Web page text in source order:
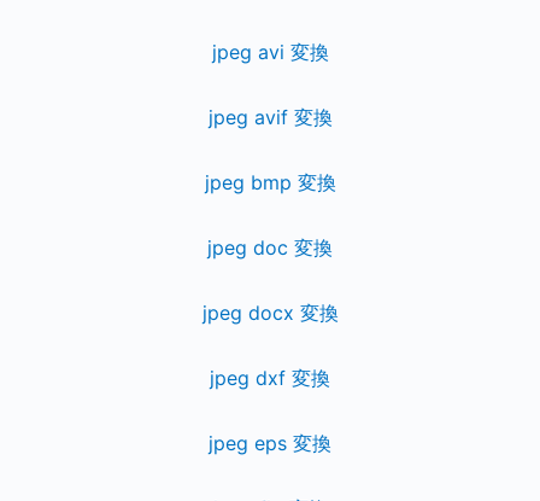
jpeg avi 変換
jpeg avif 変換
jpeg bmp 変換
jpeg doc 変換
jpeg docx 変換
jpeg dxf 変換
jpeg eps 変換